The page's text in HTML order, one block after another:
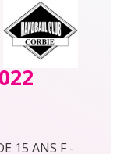
15 ANS F -